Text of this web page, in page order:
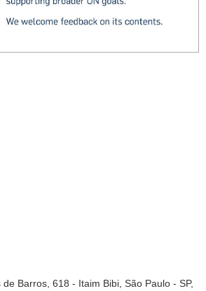
Barros, 618 - Itaim Bibi, São Paulo - SP,